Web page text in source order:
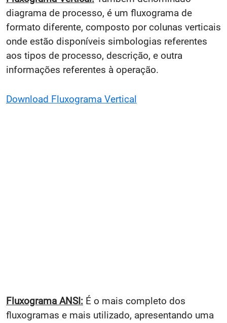
diagrama de processo, é um fluxograma de
formato diferente, composto por colunas verticais
onde estão disponíveis simbologias referentes
aos tipos de processo, descrição, e outra
informações referentes à operação.
Download Fluxograma Vertical
Fluxograma ANSI: É o mais completo dos
fluxogramas e mais utilizado, apresentando uma